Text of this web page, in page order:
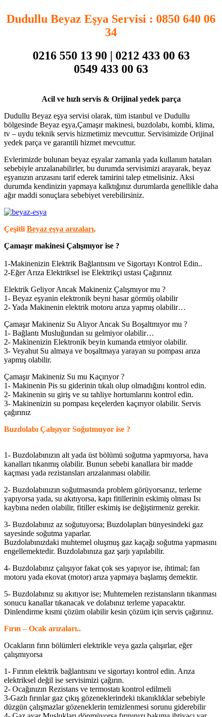
Dudullu Beyaz Eşya Servisi : 0850 640 06
34
0216 550 13 90 | 0212 433 00 63
0549 433 00 63
Acil ve hızlı servis & Orijinal yedek parça
Dudullu Beyaz eşya servisi olarak, tüm istanbul ve Dudullu
bölgesinde Beyaz eşya,Çamaşır makinesi, buzdolabı, kombi, klima,
tv – uydu teknik servis hizmetimiz mevcuttur. Servisimizde Orijinal
yedek parça ve garantili hizmet mevcuttur.
Evlerimizde bulunan beyaz eşyalar zamanla yada kullanım hataları
sebebiyle arızalanabilirler, bu durumda servisimizi arayarak, beyaz
eşyanızın arızasını tarif ederek tamirini talep etmelisiniz. Aksi
durumda kendinizin yapmaya kalktığınız durumlarda genellikle daha
ağır maddi sonuçlara sebebiyet verebilirsiniz.
Çeşitli Beyaz eşya arızaları,
Çamaşır makinesi Çalışmıyor ise ?
1-Makinenizin Elektrik Bağlantısını ve Sigortayı Kontrol Edin..
2-Eğer Arıza Elektriksel ise Elektrikçi ustası Çağırınız
Elektrik Geliyor Ancak Makineniz Çalışmıyor mu ?
1- Beyaz eşyanin elektronik beyni hasar görmüş olabilir
2- Yada Makinenin elektrik motoru arıza yapmış olabilir…
Çamaşır Makineniz Su Alıyor Ancak Su Boşaltmıyor mu ?
1- Bağlantı Musluğundan su gelmiyor olabilir…
2- Makinenizin Elektronik beyin kumanda etmiyor olabilir.
3- Veyahut Su almaya ve boşaltmaya yarayan su pompası arıza
yapmış olabilir.
Çamaşır Makineniz Su mu Kaçırıyor ?
1- Makinenin Pis su giderinin tıkalı olup olmadığını kontrol edin.
2- Makinenin su giriş ve su tahliye hortumlarını kontrol edin.
3- Makinenizin su pompası keçelerden kaçırıyor olabilir. Servis
çağırınız
Buzdolabı Çalışıyor Soğutmuyor ise ?
1- Buzdolabınızın alt yada üst bölümü soğutma yapmıyorsa, hava
kanalları tıkanmış olabilir. Bunun sebebi kanallara bir madde
kaçması yada rezistansları arızalanması olabilir.
2- Buzdolabınızın soğutmasında problem görüyorsanız, terleme
yapıyorsa yada, su akıtıyorsa, kapı fitillerinin eskimiş olması Isı
kaybına neden olabilir, fitiller eskimiş ise değiştirmeniz gerekir.
3- Buzdolabınız az soğutuyorsa; Buzdolapları bünyesindeki gaz
sayesinde soğutma yaparlar.
Buzdolabınızdaki muhtemel oluşmuş gaz kaçağı soğutma yapmasını
engellemektedir. Buzdolabınıza gaz şarjı yapılabilir.
4- Buzdolabınız çalışıyor fakat çok ses yapıyor ise, ihtimal; fan
motoru yada ekovat (motor) arıza yapmaya başlamış demektir.
5- Buzdolabınız su akıtıyor ise; Muhtemelen rezistansların tıkanması
sonucu kanallar tıkanacak ve dolabınız terleme yapacaktır.
Dinlendirme kısmi çözüm olabilir kesin çözüm için servis çağırınız.
Fırın – Ocak arızaları..
Ocakların fırın bölümleri elektrikle veya gazla çalışırlar, eğer
çalışmıyorsa
1- Fırının elektrik bağlantısını ve sigortayı kontrol edin. Arıza
elektriksel değil ise servisimizi çağırın.
2- Ocağınızın Rezistans ve termostatı kontrol edilmeli
3-Gazlı fırınlar gaz çıkış gözeneklerindeki tıkanıklıklar sebebiyle
düzgün çalışmazlar gözeneklerin temizlenmesi sorunu giderebilir